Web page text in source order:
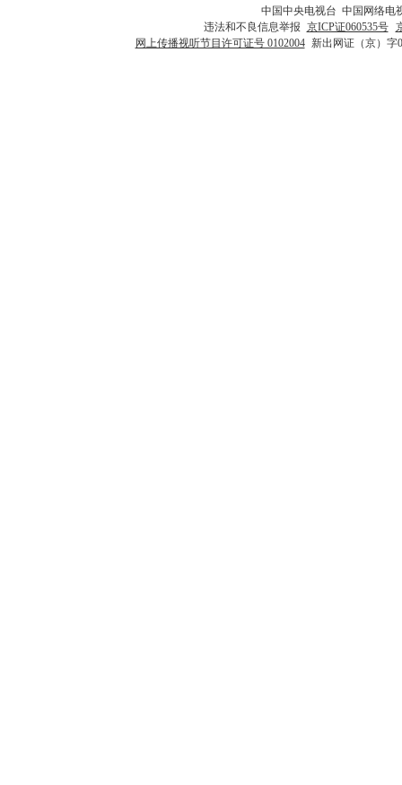
中国中央电视台 中国网络电
违法和不良信息举报 京ICP证060535号
网上传播视听节目许可证号 0102004 新出网证（京）